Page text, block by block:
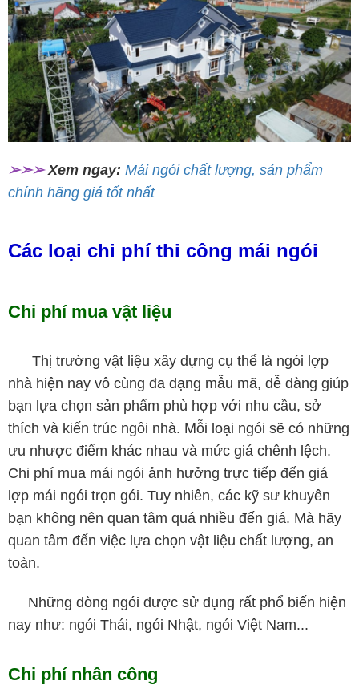
➢➣➢Xem ngay: Mái ngói chất lượng, sản phẩm
chính hãng giá tốt nhất
Các loại chi phí thi công mái ngói
Chi phí mua vật liệu
Thị trường vật liệu xây dựng cụ thể là ngói lợp
nhà hiện nay vô cùng đa dạng mẫu mã, dễ dàng giúp
bạn lựa chọn sản phẩm phù hợp với nhu cầu, sở
thích và kiến trúc ngôi nhà. Mỗi loại ngói sẽ có những
ưu nhược điểm khác nhau và mức giá chênh lệch.
Chi phí mua mái ngói ảnh hưởng trực tiếp đến giá
lợp mái ngói trọn gói. Tuy nhiên, các kỹ sư khuyên
bạn không nên quan tâm quá nhiều đến giá. Mà hãy
quan tâm đến việc lựa chọn vật liệu chất lượng, an
toàn.
Những dòng ngói được sử dụng rất phổ biến hiện
nay như: ngói Thái, ngói Nhật, ngói Việt Nam...
Chi phí nhân công